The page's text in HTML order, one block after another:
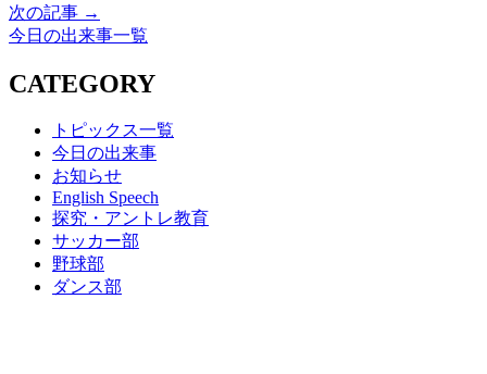
次の記事 →
今日の出来事一覧
CATEGORY
トピックス一覧
今日の出来事
お知らせ
English Speech
探究・アントレ教育
サッカー部
野球部
ダンス部